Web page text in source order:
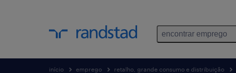
encontrar emprego
início emprego retalho, grande consumo e distribuição